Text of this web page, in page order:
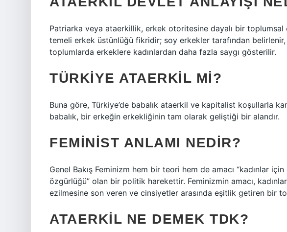
Patriarka veya ataerkillik, erkek otoritesine dayalı bir
temeli erkek üstünlüğü fikridir; soy erkekler tarafından
toplumlarda erkeklere kadınlardan daha fazla saygı gösterilir.
TÜRKIYE ATAERKIL MI?
Buna göre, Türkiye’de babalık ataerkil ve kapitalist koşullarla
babalık, bir erkeğin erkekliğinin tam olarak geliştiği bir alandır.
FEMINIST ANLAMI NEDIR?
Genel Bakış Feminizm hem bir teori hem de amacı “kadınlar
özgürlüğü” olan bir politik harekettir. Feminizmin amacı,
ezilmesine son veren ve cinsiyetler arasında eşitlik getiren bir
ATAERKIL NE DEMEK TDK?